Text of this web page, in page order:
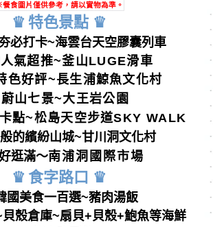
食圖片僅供參考，請以實物為準。
♛ 特⾊景點 ♛
必打卡~海雲台天空膠囊列車
氣超推~釜山LUGE滑車
色好評~長生浦鯨魚文化村
蔚山七景~大王岩公園
點~松島天空步道SKY WALK
的繽紛山城~甘川洞文化村
逛滿～南浦洞國際市場
♛ 食字路⼝ ♛
國美食一百選~豬肉湯飯
貝殼倉庫~扇貝+貝殼+鮑魚等海鮮